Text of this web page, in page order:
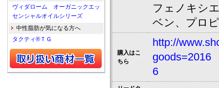
フェノキシ
ベン、プロ
購入はこ
ちら
http://
goods=2016
6
ヴィダローム オーガニックエッ
センシャルオイルシリーズ
中性脂肪が気になる方へ
タクティ®ＴＧ